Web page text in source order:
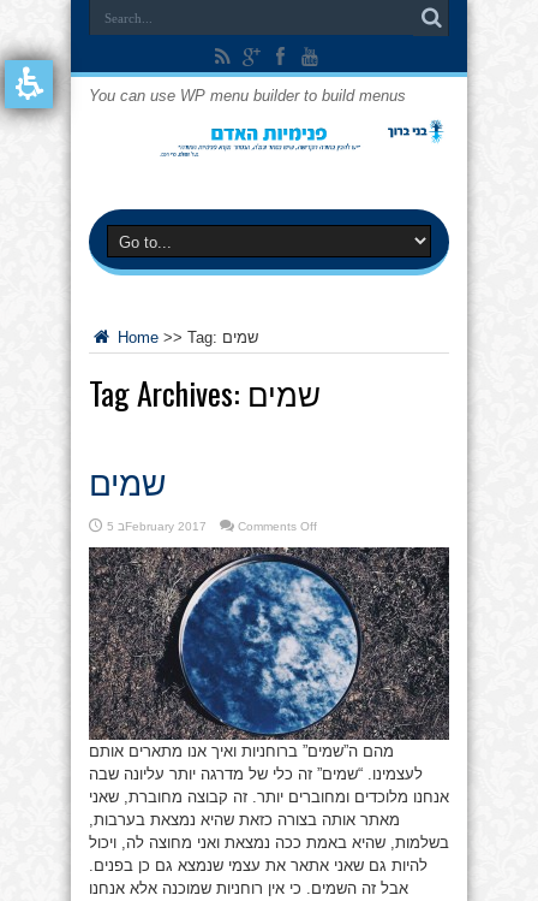
You can use WP menu builder to build menus
Home >> Tag: שמים
Tag Archives: שמים
שמים
5 בFebruary 2017 Comments Offon
מהם ה”שמים” ברוחניות ואיך אנו מתארים אותם
לעצמינו. “שמים” זה כלי של מדרגה יותר עליונה שבה
אנחנו מלוכדים ומחוברים יותר. זה קבוצה מחוברת, שאני
מאתר אותה בצורה כזאת שהיא נמצאת בערבות,
בשלמות, שהיא באמת ככה נמצאת ואני מחוצה לה, ויכול
להיות גם שאני אתאר את עצמי שנמצא גם כן בפנים.
אבל זה השמים. כי אין רוחניות שמוכנה אלא אנחנו